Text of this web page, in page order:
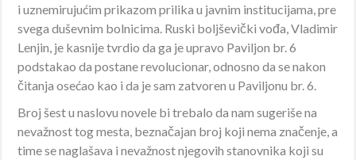
i uznemirujućim prikazom prilika u javnim institucijama, pre
svega duševnim bolnicima. Ruski boljševički vođa, Vladimir
Lenjin, je kasnije tvrdio da ga je upravo Paviljon br. 6
podstakao da postane revolucionar, odnosno da se nakon
čitanja osećao kao i da je sam zatvoren u Paviljonu br. 6.
Broj šest u naslovu novele bi trebalo da nam sugeriše na
nevažnost tog mesta, beznačajan broj koji nema značenje, a
time se naglašava i nevažnost njegovih stanovnika koji su